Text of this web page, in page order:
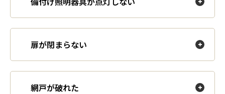
扉が閉まらない
網戸が破れた